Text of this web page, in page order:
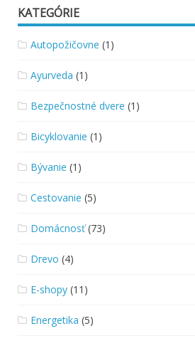
KATEGÓRIE
Autopožičovne (1)
Ayurveda (1)
Bezpečnostné dvere (1)
Bicyklovanie (1)
Bývanie (1)
Cestovanie (5)
Domácnosť(73)
Drevo (4)
E-shopy (11)
Energetika (5)